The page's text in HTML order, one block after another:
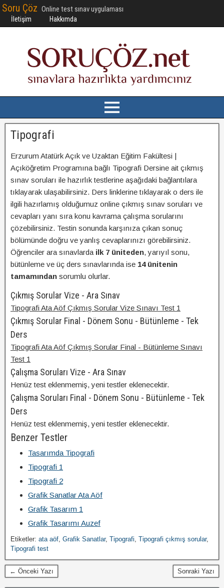
Soru Çöz Online test sınav uygulaması
İletişim Hakkımda
Tipografi
Erzurum Atatürk Açık ve Uzaktan Eğitim Fakültesi |
Açıköğretim Programına bağlı Tipografi Dersine ait çıkmış
sınav soruları ile hazırlık testlerine aşağıdaki bağlantılara
tıklayarak ulaşabilirsiniz. Ders linklerine tıklayarak o ders ile
ilgili hazırlamış olduğumuz online çıkmış sınav soruları ve
cevapları yanı sıra konu kavrama çalışma sorularını
çözebilirsiniz. Testin sonunda karşınıza çıkan sonuç
bölümünde doğru ve yanlış cevaplarınızı görebilirsiniz.
Öğrenciler ara sınavlarda ilk 7 üniteden, yarıyıl sonu,
bütünleme ve üç ders sınavlarında ise 14 ünitenin
tamamından sorumlu olurlar.
Çıkmış Sorular Vize - Ara Sınav
Tipografi Ata Aöf Çıkmış Sorular Vize Sınavı Test 1
Çıkmış Sorular Final - Dönem Sonu - Bütünleme - Tek
Ders
Tipografi Ata Aöf Çıkmış Sorular Final - Bütünleme Sınavı
Test 1
Çalışma Soruları Vize - Ara Sınav
Henüz test eklenmemiş, yeni testler eklenecektir.
Çalışma Soruları Final - Dönem Sonu - Bütünleme - Tek
Ders
Henüz test eklenmemiş, yeni testler eklenecektir.
Benzer Testler
Tasarımda Tipografi
Tipografi 1
Tipografi 2
Grafik Sanatlar Ata Aöf
Grafik Tasarım 1
Grafik Tasarımı Auzef
Etiketler: ata aöf, Grafik Sanatlar, Tipografi, Tipografi çıkmış sorular,
Tipografi test
← Önceki Yazı Sonraki Yazı